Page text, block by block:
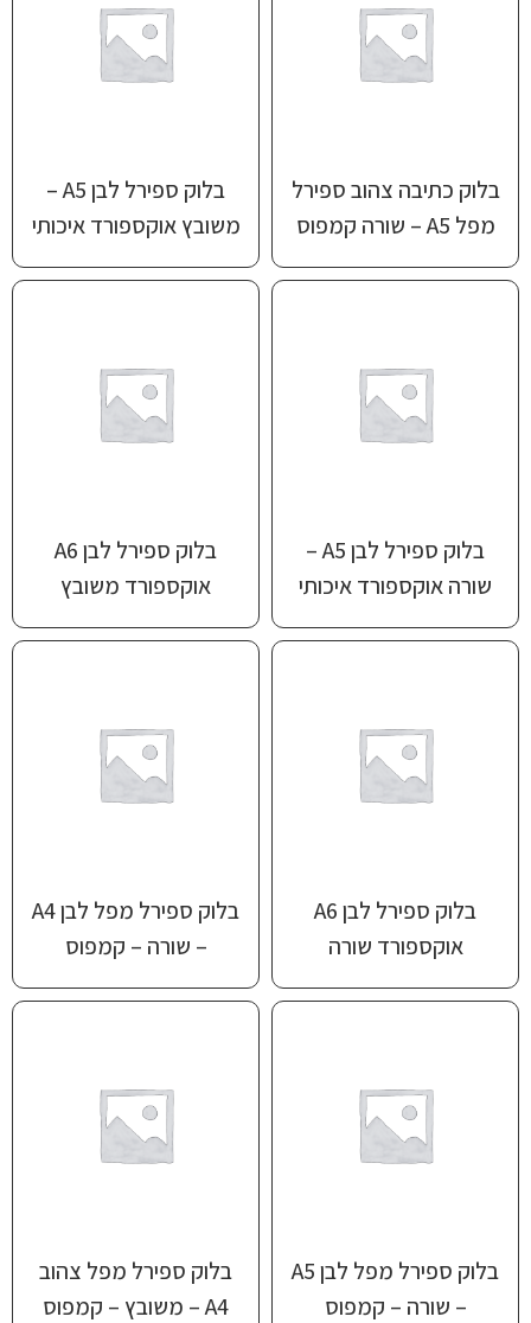
בלוק כתיבה צהוב ספירל
מפל A5 – שורה קמפוס
בלוק ספירל לבן A5 –
משובץ אוקספורד איכותי
בלוק ספירל לבן A5 –
שורה אוקספורד איכותי
בלוק ספירל לבן A6
אוקספורד משובץ
בלוק ספירל לבן A6
אוקספורד שורה
בלוק ספירל מפל לבן A4
– שורה – קמפוס
בלוק ספירל מפל לבן A5
– שורה – קמפוס
בלוק ספירל מפל צהוב
A4 – משובץ – קמפוס